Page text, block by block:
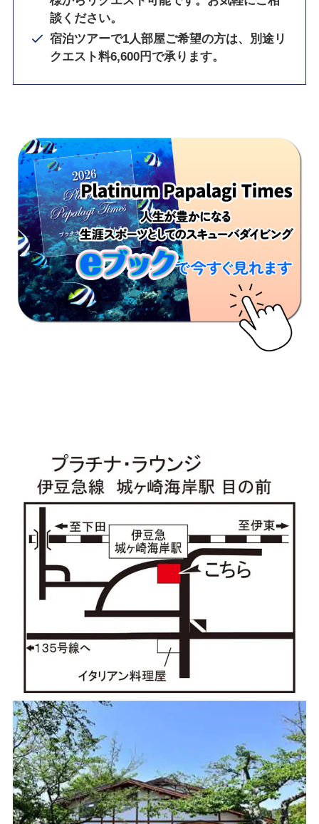
談ください。
宿泊ツアーで1人部屋ご希望の方は、別途リ
クエスト料6,600円で承ります。